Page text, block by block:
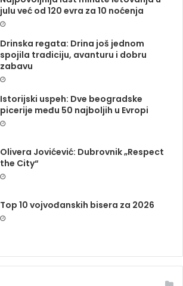
julu već od 120 evra za 10 noćenja
Drinska regata: Drina još jednom
spojila tradiciju, avanturu i dobru
zabavu
Istorijski uspeh: Dve beogradske
picerije među 50 najboljih u Evropi
Olivera Jovićević: Dubrovnik „Respect
the City“
Top 10 vojvođanskih bisera za 2026